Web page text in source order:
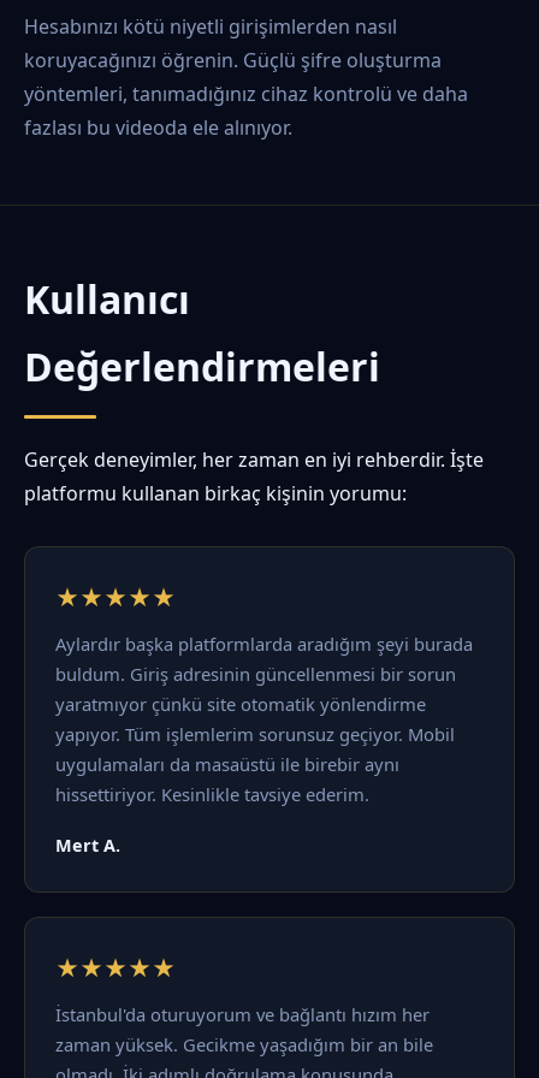
Hesabınızı kötü niyetli girişimlerden nasıl
koruyacağınızı öğrenin. Güçlü şifre oluşturma
yöntemleri, tanımadığınız cihaz kontrolü ve daha
fazlası bu videoda ele alınıyor.
Kullanıcı
Değerlendirmeleri
Gerçek deneyimler, her zaman en iyi rehberdir. İşte
platformu kullanan birkaç kişinin yorumu:
★★★★★
Aylardır başka platformlarda aradığım şeyi burada
buldum. Giriş adresinin güncellenmesi bir sorun
yaratmıyor çünkü site otomatik yönlendirme
yapıyor. Tüm işlemlerim sorunsuz geçiyor. Mobil
uygulamaları da masaüstü ile birebir aynı
hissettiriyor. Kesinlikle tavsiye ederim.
Mert A.
★★★★★
İstanbul'da oturuyorum ve bağlantı hızım her
zaman yüksek. Gecikme yaşadığım bir an bile